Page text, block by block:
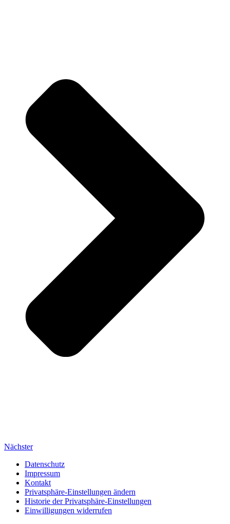
Nächster
Datenschutz
Impressum
Kontakt
Privatsphäre-Einstellungen ändern
Historie der Privatsphäre-Einstellungen
Einwilligungen widerrufen